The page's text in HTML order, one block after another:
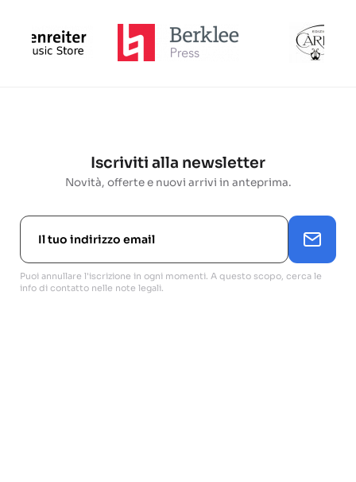
Iscriviti alla newsletter
Novità, offerte e nuovi arrivi in anteprima.
Puoi annullare l'iscrizione in ogni momenti. A questo scopo, cerca le
info di contatto nelle note legali.